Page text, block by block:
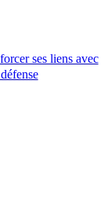
ses liens avec